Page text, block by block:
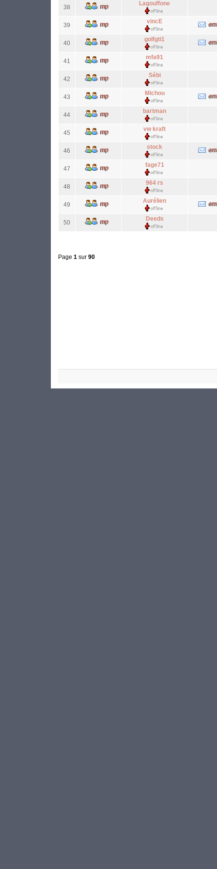
38
Lagouffone
39
vincE
40
golfgti1
41
mfa91
42
Sébi
43
Michou
44
bartman
45
vw kraft
46
stock
47
fage71
48
964 rs
49
Aurélien
50
Deeds
Page 1 sur 90